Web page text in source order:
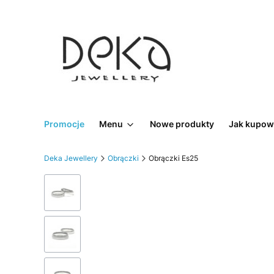
Promocje Menu Nowe produkty Jak
Deka Jewellery Obrączki Obrączki Es25